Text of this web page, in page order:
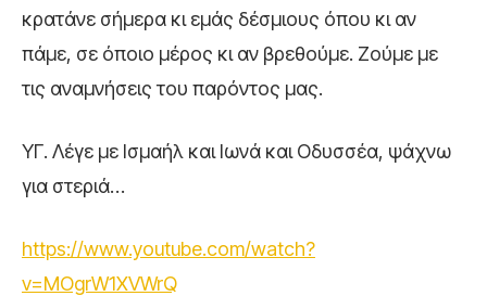
κρατάνε σήμερα κι εμάς δέσμιους όπου κι αν
πάμε, σε όποιο μέρος κι αν βρεθούμε. Ζούμε με
τις αναμνήσεις του παρόντος μας.
ΥΓ. Λέγε με Ισμαήλ και Ιωνά και Οδυσσέα, ψάχνω
για στεριά…
https://www.youtube.com/watch?
v=MOgrW1XVWrQ